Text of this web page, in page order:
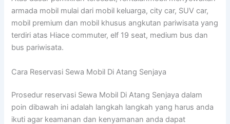
armada mobil mulai dari mobil keluarga, city car, SUV car,
mobil premium dan mobil khusus angkutan pariwisata yang
terdiri atas Hiace commuter, elf 19 seat, medium bus dan
bus pariwisata.
Cara Reservasi Sewa Mobil Di Atang Senjaya
Prosedur reservasi Sewa Mobil Di Atang Senjaya dalam
poin dibawah ini adalah langkah langkah yang harus anda
ikuti agar keamanan dan kenyamanan anda dapat